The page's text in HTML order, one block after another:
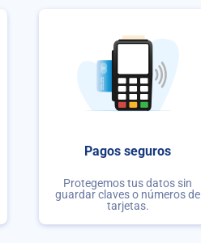
Pagos seguros
Protegemos tus datos sin
guardar claves o números de
tarjetas.